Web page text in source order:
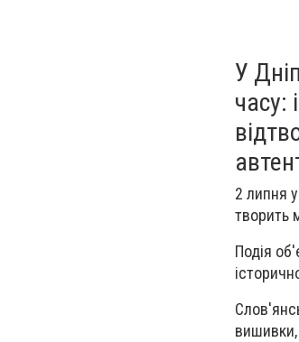
У
часу:
2 липня
творить
Подія
вишивки,